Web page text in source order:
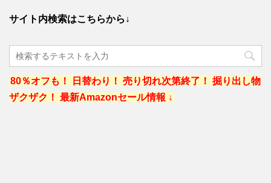
サイト内検索はこちらから↓
80％オフも！ 日替わり！ 売り切れ次第終了！ 掘り出し物
ザクザク！ 最新Amazonセール情報 ↓